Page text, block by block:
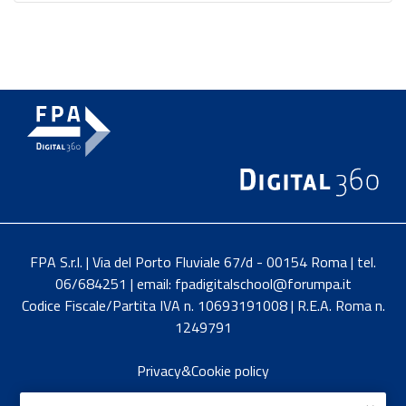
FPA S.r.l. | Via del Porto Fluviale 67/d - 00154 Roma | tel.
06/684251 | email: fpadigitalschool@forumpa.it
Codice Fiscale/Partita IVA n. 10693191008 | R.E.A. Roma n.
1249791
Privacy&Cookie policy